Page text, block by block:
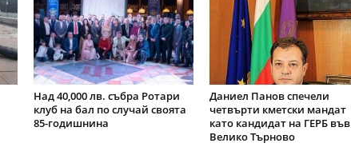
Над 40,000 лв. събра Ротари
клуб на бал по случай своята
85-годишнина
Даниел Панов спечели
четвърти кметски мандат
като кандидат на ГЕРБ във
Велико Търново